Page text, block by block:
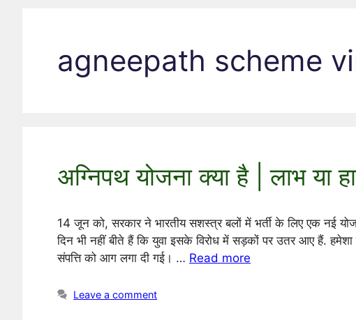
agneepath scheme
अग्निपथ योजना क्या है | लाभ या
14 जून को, सरकार ने भारतीय सशस्त्र बलों में भर्ती के लिए एक नई
दिन भी नहीं बीते हैं कि युवा इसके विरोध में सड़कों पर उतर आए हैं.
संपत्ति को आग लगा दी गई। … Read more
Leave a comment